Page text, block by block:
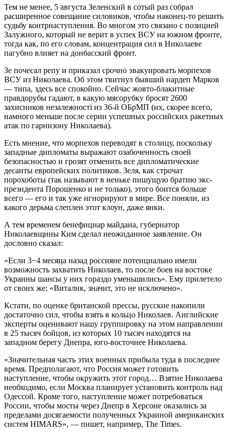
Тем не менее, 5 августа Зеленский в сотый раз собрал
расширенное совещание силовиков, чтобы наконец-то решить
судьбу контрнаступления. Во многом это связано с позицией
Залужного, который не верит в успех ВСУ на южном фронте,
тогда как, по его словам, концентрация сил в Николаеве
пагубно влияет на донбасский фронт.
Зе почесал репу и приказал срочно эвакуировать морпехов
ВСУ из Николаева. Об этом твитнул бывший нардеп Марков
— типа, здесь все спокойно. Сейчас жовто-блакитные
правдорубы гадают, в какую мясорубку бросят 2600
захисников незалежності из 36-й ОБрМП (их, скорее всего,
намного меньше после серии успешных российских ракетных
атак по гарнизону Николаева).
Есть мнение, что морпехов переводят в столицу, поскольку
западные дипломаты выражают озабоченность своей
безопасностью и грозят отменить все дипломатические
десанты европейских политиков. Зеля, как строчат
порохоботы (так называют в неньке пишущую братию экс-
президента Порошенко и не только), этого боится больше
всего — его и так уже игнорируют в мире. Все поняли, из
какого дерьма слеплен этот клоун, даже янки.
А тем временем бенефициар майдана, губернатор
Николаевщины Ким сделал неожиданное заявление. Он
дословно сказал:
«Если 3−4 месяца назад россияне потенциально имели
возможность захватить Николаев, то после боев на востоке
Украины шансы у них гораздо уменьшились». Ему прилетело
от своих же: «Виталик, значит, это не исключено».
Кстати, по оценке британской прессы, русские накопили
достаточно сил, чтобы взять в кольцо Николаев. Английские
эксперты оценивают нашу группировку на этом направлении
в 25 тысяч бойцов, из которых 10 тысяч находятся на
западном берегу Днепра, юго-восточнее Николаева.
«Значительная часть этих военных прибыла туда в последнее
время. Предполагают, что Россия может готовить
наступление, чтобы окружить этот город… Взятие Николаева
необходимо, если Москва планирует установить контроль над
Одессой. Кроме того, наступление может потребоваться
России, чтобы мосты через Днепр в Херсоне оказались за
пределами досягаемости полученных Украиной американских
систем HIMARS», — пишет, например, The Times.